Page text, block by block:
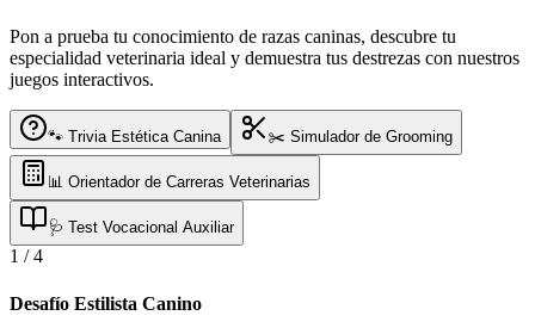
Pon a prueba tu conocimiento de razas caninas, descubre tu
especialidad veterinaria ideal y demuestra tus destrezas con nuestros
juegos interactivos.
🐾 Trivia Estética Canina ✂️ Simulador de Grooming
📊 Orientador de Carreras Veterinarias
🩺 Test Vocacional Auxiliar
1 /4
Desafío Estilista Canino